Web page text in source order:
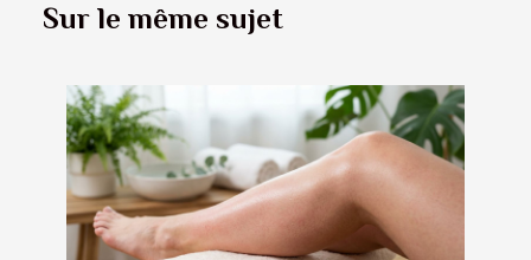
Sur le même sujet